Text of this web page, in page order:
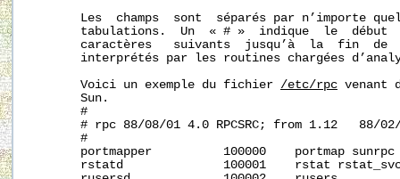
Les  champs  sont  séparés par n’importe
tabulations.  Un  « # »  indique  le  début
caractères   suivants  jusqu’à  la  fin  de
interprétés par les routines chargées
       Voici un exemple du fichier
/etc/rpc venant
       Sun.
       #
# rpc 88/08/01 4.0 RPCSRC; from 1.12   88/
       #
       portmapper          100000    portmap sunrpc
rstatd              100001    rstat